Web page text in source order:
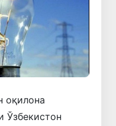
оқилона
Ўзбекистон